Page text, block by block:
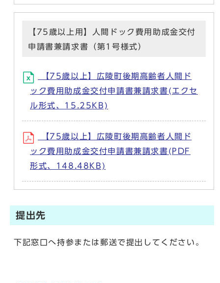
【75歳以上用】人間ドック費用助成金交付
申請書兼請求書（第1号様式）
【75歳以上】広陵町後期高齢者人間ド
ック費用助成金交付申請書兼請求書(エクセ
ル形式、15.25KB)
【75歳以上】広陵町後期高齢者人間ド
ック費用助成金交付申請書兼請求書(PDF
形式、148.48KB)
提出先
下記窓口へ持参または郵送で提出してください。